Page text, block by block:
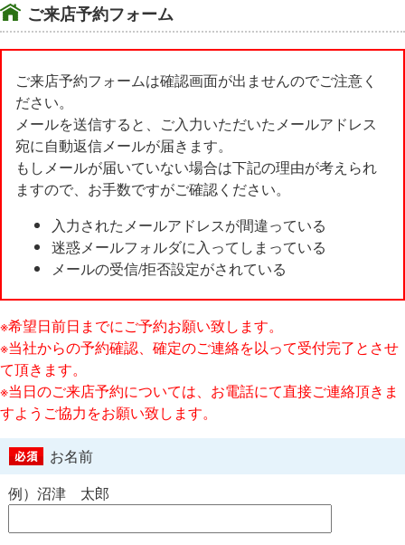
ご来店予約フォーム
ご来店予約フォームは確認画面が出ませんのでご注意く
ださい。
メールを送信すると、ご入力いただいたメールアドレス
宛に自動返信メールが届きます。
もしメールが届いていない場合は下記の理由が考えられ
ますので、お手数ですがご確認ください。
入力されたメールアドレスが間違っている
迷惑メールフォルダに入ってしまっている
メールの受信/拒否設定がされている
※希望日前日までにご予約お願い致します。
※当社からの予約確認、確定のご連絡を以って受付完了とさせ
て頂きます。
※当日のご来店予約については、お電話にて直接ご連絡頂きま
すようご協力をお願い致します。
お名前
例）沼津 太郎